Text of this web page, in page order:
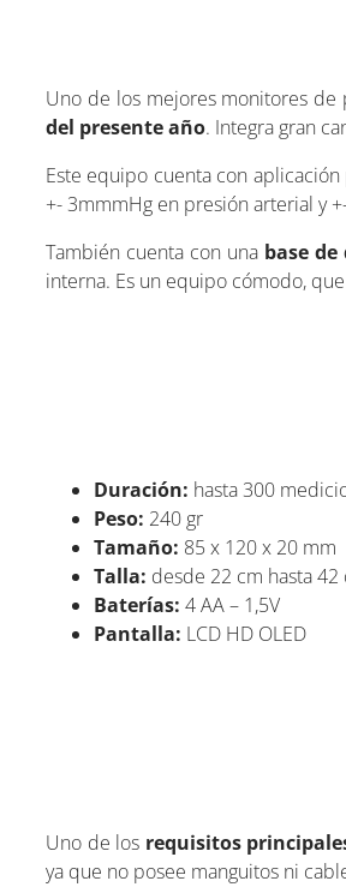
Uno de los mejores monitores de
del presente año. Integra gran
Este equipo cuenta con aplicación
+- 3mmmHg en presión arterial y
También cuenta con una base
interna. Es un equipo cómodo,
Duración: hasta 300
Peso: 240 gr
Tamaño: 85 x 120 x 20 mm
Talla: desde 22 cm hasta 42
Baterías: 4 AA – 1,5V
Pantalla: LCD HD OLED
Uno de los requisitos
ya que no posee manguitos ni